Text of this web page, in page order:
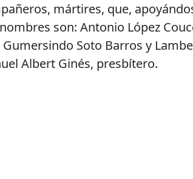
mártires, que,
son: Antonio López
Soto Barros y
Albert Ginés, presbítero.